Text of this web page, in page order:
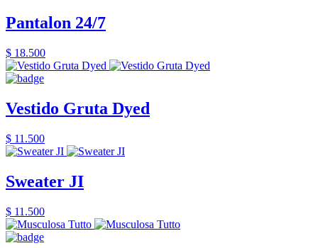
Pantalon 24/7
$ 18.500
Vestido Gruta Dyed
$ 11.500
Sweater JI
$ 11.500